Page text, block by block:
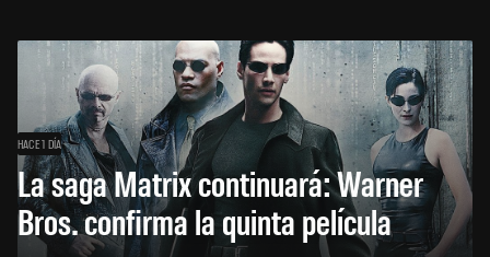
HACE 1 DÍA
La saga Matrix continuará: Warner
Bros. confirma la quinta película